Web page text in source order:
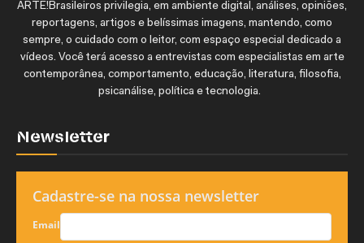
ARTE!Brasileiros privilegia, em ambiente digital, análises, opiniões,
reportagens, artigos e belíssimas imagens, mantendo, como
sempre, o cuidado com o leitor, com espaço especial dedicado a
vídeos. Você terá acesso a entrevistas com especialistas em arte
contemporânea, comportamento, educação, literatura, filosofia,
psicanálise, política e tecnologia.
Newsletter
Cadastre-se na nossa newsletter
Email